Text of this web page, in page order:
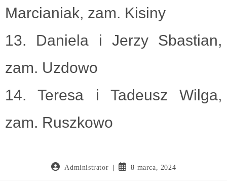
Marcianiak, zam. Kisiny
13. Daniela i Jerzy Sbastian,
zam. Uzdowo
14. Teresa i Tadeusz Wilga,
zam. Ruszkowo
Administrator 8 marca, 2024